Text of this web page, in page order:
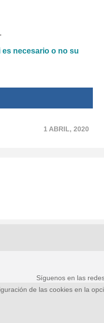
.
necesario o no su
1 ABRIL, 2020
Síguenos en las
de las cookies en la